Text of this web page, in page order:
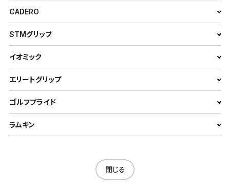
CADERO
STMグリップ
イオミック
エリートグリップ
ゴルフプライド
ラムキン
閉じる